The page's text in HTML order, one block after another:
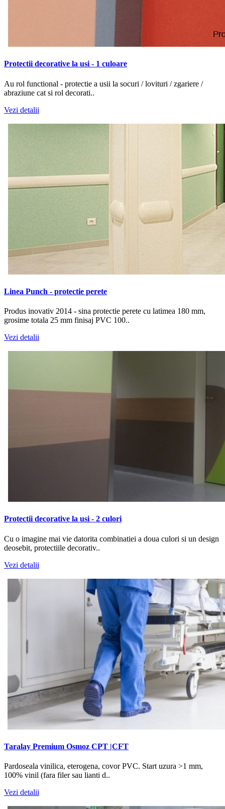
Protectii decorative la usi - 1 culoare
Au rol functional - protectie a usii la socuri / lovituri / zgariere /
abraziune cat si rol decorati..
Vezi detalii
Linea Punch - protectie perete
Produs inovativ 2014 - sina protectie perete cu latimea 180 mm,
grosime totala 25 mm finisaj PVC 100..
Vezi detalii
Protectii decorative la usi - 2 culori
Cu o imagine mai vie datorita combinatiei a doua culori si un design
deosebit, protectiile decorativ..
Vezi detalii
Taralay Premium Osmoz CPT |CFT
Pardoseala vinilica, eterogena, covor PVC. Start uzura >1 mm,
100% vinil (fara filer sau lianti d..
Vezi detalii